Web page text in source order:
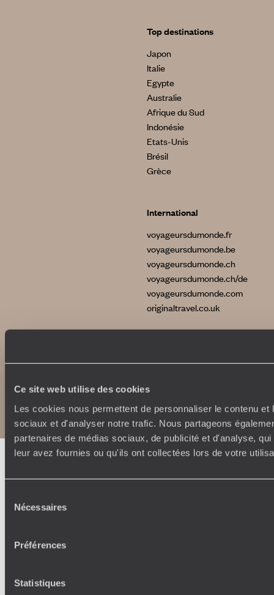
Ce site web utilise des cookies
Les cookies nous permettent de personnaliser le contenu
sociaux et d'analyser notre trafic. Nous partageons
partenaires de médias sociaux, de publicité et d'analyse,
leur avez fournies ou qu'ils ont collectées lors de votre
Nécessaires
Préférences
Statistiques
Top destinations
Japon
Italie
Egypte
Australie
Afrique du Sud
Indonésie
Etats-Unis
Brésil
Grèce
International
voyageursdumonde.fr
voyageursdumonde.be
voyageursdumonde.ch
voyageursdumonde.ch/de
voyageursdumonde.com
originaltravel.co.uk
CopyrightsPlan du site
Notice légale et CGU